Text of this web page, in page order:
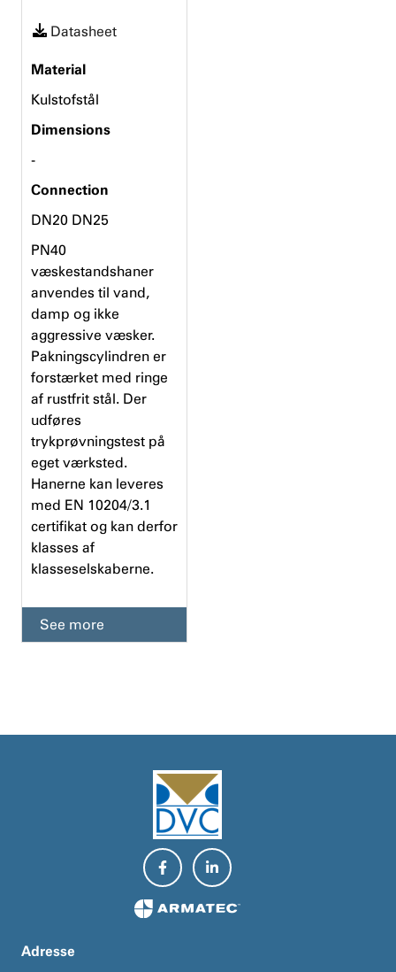
Datasheet
Material
Kulstofstål
Dimensions
-
Connection
DN20 DN25
PN40
væskestandshaner
anvendes til vand,
damp og ikke
aggressive væsker.
Pakningscylindren er
forstærket med ringe
af rustfrit stål. Der
udføres
trykprøvningstest på
eget værksted.
Hanerne kan leveres
med EN 10204/3.1
certifikat og kan derfor
klasses af
klasseselskaberne.
See more
Adresse